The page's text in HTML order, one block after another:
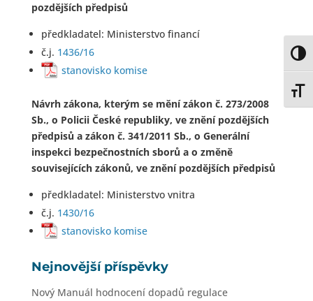
pozdějších předpisů
předkladatel: Ministerstvo financí
č.j. 1436/16
stanovisko komise​
Návrh zákona, kterým se mění zákon č. 273/2008
Sb., o Policii České republiky, ve znění pozdějších
předpisů a zákon č. 341/2011 Sb., o Generální
inspekci bezpečnostních sborů a o změně
souvisejících zákonů, ve znění pozdějších předpisů
předkladatel: Ministerstvo vnitra
č.j. 1430/16
stanovisko komise
Nejnovější příspěvky
Nový Manuál hodnocení dopadů regulace